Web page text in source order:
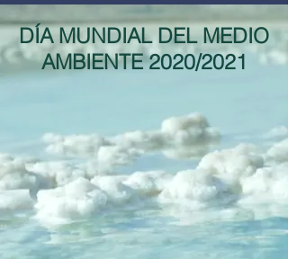
DÍA MUNDIAL DEL MEDIO
AMBIENTE 2020/2021